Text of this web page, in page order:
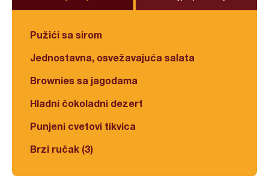
Pužići sa sirom
Jednostavna, osvežavajuća salata
Brownies sa jagodama
Hladni čokoladni dezert
Punjeni cvetovi tikvica
Brzi ručak (3)